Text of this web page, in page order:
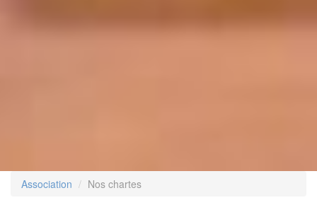
Association Nos chartes